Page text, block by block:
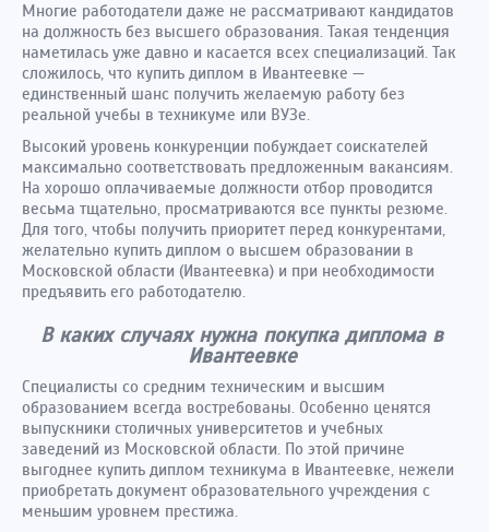
Многие работодатели даже не рассматривают кандидатов
на должность без высшего образования. Такая тенденция
наметилась уже давно и касается всех специализаций. Так
сложилось, что купить диплом в Ивантеевке —
единственный шанс получить желаемую работу без
реальной учебы в техникуме или ВУЗе.
Высокий уровень конкуренции побуждает соискателей
максимально соответствовать предложенным вакансиям.
На хорошо оплачиваемые должности отбор проводится
весьма тщательно, просматриваются все пункты резюме.
Для того, чтобы получить приоритет перед конкурентами,
желательно купить диплом о высшем образовании в
Московской области (Ивантеевка) и при необходимости
предъявить его работодателю.
В каких случаях нужна покупка диплома в
Ивантеевке
Специалисты со средним техническим и высшим
образованием всегда востребованы. Особенно ценятся
выпускники столичных университетов и учебных
заведений из Московской области. По этой причине
выгоднее купить диплом техникума в Ивантеевке, нежели
приобретать документ образовательного учреждения с
меньшим уровнем престижа.